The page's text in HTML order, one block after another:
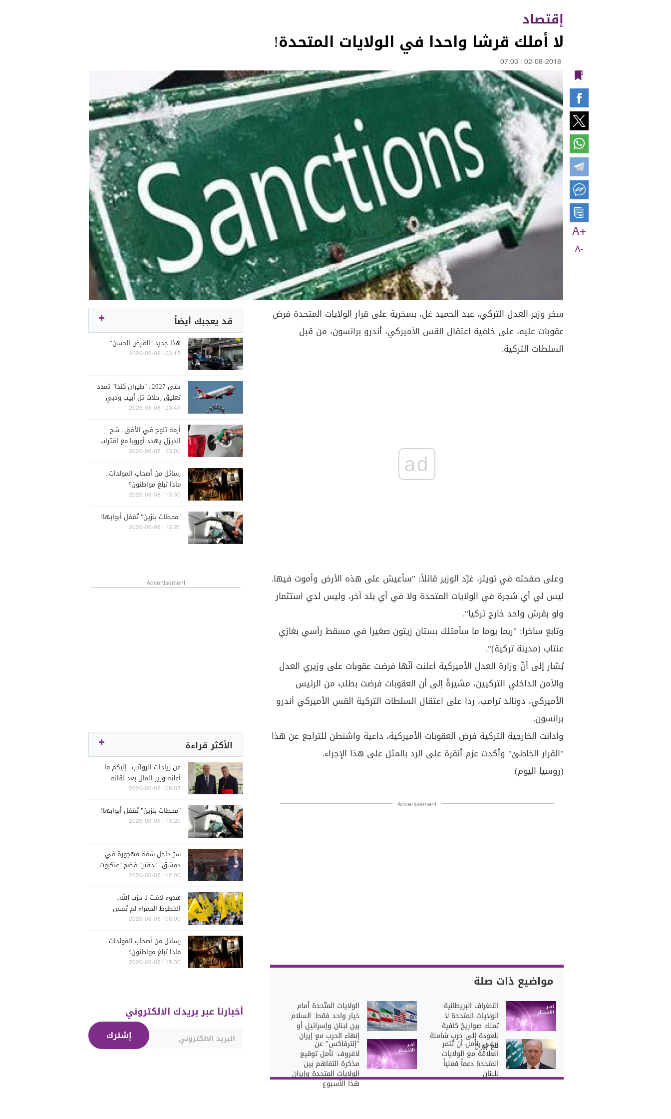
إقتصاد
لا أملك قرشا واحدا في الولايات المتحدة!
02-08-2018
07:03
A+
A-
سخر وزير العدل التركي، عبد الحميد غل، بسخرية على قرار الولايات المتحدة فرض
عقوبات عليه، على خلفية اعتقال القس الأميركي، أندرو برانسون، من قبل
السلطات التركية.
ad
وعلى صفحته في تويتر، غرّد الوزير قائلاً: "سأعيش على هذه الأرض وأموت فيها.
ليس لي أي شجرة في الولايات المتحدة ولا في أي بلد آخر، وليس لدي استثمار
ولو بقرش واحد خارج تركيا".
وتابع ساخرا: "ربما يوما ما سأمتلك بستان زيتون صغيرا في مسقط رأسي بغازي
عنتاب (مدينة تركية)".
يُشار إلى أنّ وزارة العدل الأميركية أعلنت أنّها فرضت عقوبات على وزيري العدل
والأمن الداخلي التركيين، مشيرةً إلى أن العقوبات فرضت بطلب من الرئيس
الأميركي، دونالد ترامب، ردا على اعتقال السلطات التركية القس الأميركي أندرو
برانسون.
وأدانت الخارجية التركية فرض العقوبات الأميركية، داعية واشنطن للتراجع عن هذا
"القرار الخاطئ" وأكدت عزم أنقرة على الرد بالمثل على هذا الإجراء.
(روسيا اليوم)
Advertisement
مواضيع ذات صلة
التلغراف البريطانية:
الولايات المتحدة لا
تملك صواريخ كافية
للعودة إلى حرب شاملة
مع إيران
الولايات المتّحدة أمام
خيار واحد فقط: السلام
بين لبنان وإسرائيل أو
إنهاء الحرب مع إيران
ريفي: نأمل أن تُثمر
العلاقة مع الولايات
المتحدة دعماً فعلياً
للبنان
"إنترفاكس" عن
لافروف: نأمل توقيع
مذكرة التفاهم بين
الولايات المتحدة وإيران
هذا الأسبوع
قد يعجبك أيضاً
هذا جديد "القرض الحسن"
03:15 | 2026-08-09
حتى 2027.. "طيران كندا" تمدد
تعليق رحلات تل أبيب ودبي
23:49 | 2026-08-08
أزمة تلوح في الأفق.. شح
الديزل يهدد أوروبا مع اقتراب
الشتاء
23:00 | 2026-08-08
رسائل من أصحاب المولدات..
ماذا تبلغ مواطنون؟
15:30 | 2026-08-08
"محطات بنزين" تُقفل أبوابها!
13:20 | 2026-08-08
Advertisement
الأكثر قراءة
عن زيادات الرواتب.. إليكم ما
أعلنه وزير المال بعد لقائه
الراعي
08:07 | 2026-08-08
"محطات بنزين" تُقفل أبوابها!
13:20 | 2026-08-08
سرّ داخل شقة مهجورة في
دمشق.. "دفتر" فضح "عنكبوت
الأسد"!"
12:00 | 2026-08-08
هدوء لافت لـ حزب الله..
الخطوط الحمراء لم تُمس
08:00 | 2026-08-08
رسائل من أصحاب المولدات..
ماذا تبلغ مواطنون؟
15:30 | 2026-08-08
أخبارنا عبر بريدك الالكتروني
إشترك